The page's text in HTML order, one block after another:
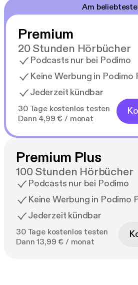
Am
Premium
20 Stunden Hörbücher
Podcasts nur bei Podimo
Keine Werbung in Podimo
Jederzeit kündbar
30 Tage kostenlos testen
Dann 4,99 € / monat
Premium Plus
100 Stunden Hörbücher
Podcasts nur bei Podimo
Keine Werbung in Podimo
Jederzeit kündbar
30 Tage kostenlos testen
Dann 13,99 € / monat